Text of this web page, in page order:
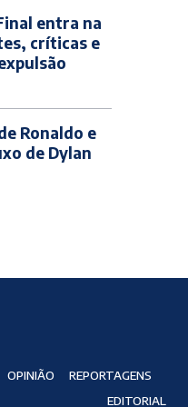
entra na
críticas e
Ronaldo e
de Dylan
OPINIÃO
REPORTAGENS
EDITORIAL